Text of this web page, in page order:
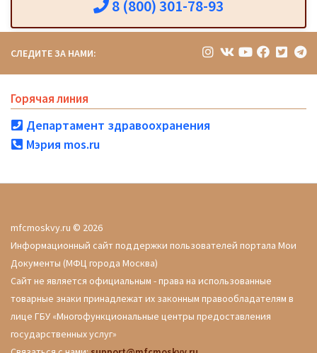
8 (800) 301-78-93
СЛЕДИТЕ ЗА НАМИ:
Горячая линия
Департамент здравоохранения
Мэрия mos.ru
mfcmoskvy.ru © 2026
Информационный сайт поддержки пользователей портала Мои
Документы (МФЦ города Москва)
Сайт не является официальным - права на использованные
товарные знаки принадлежат их законным правообладателям в
лице ГБУ «Многофункциональные центры предоставления
государственных услуг»